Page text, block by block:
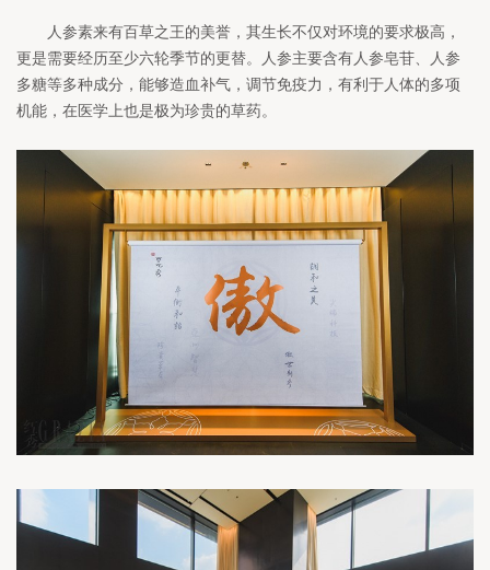
人参素来有百草之王的美誉，其生长不仅对环境的要求极高，
更是需要经历至少六轮季节的更替。人参主要含有人参皂苷、人参
多糖等多种成分，能够造血补气，调节免疫力，有利于人体的多项
机能，在医学上也是极为珍贵的草药。